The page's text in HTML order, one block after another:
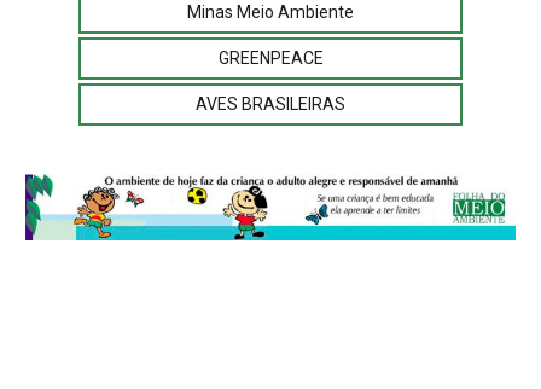
Minas Meio Ambiente
GREENPEACE
AVES BRASILEIRAS